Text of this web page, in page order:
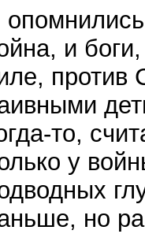
и
против
то,
у
но